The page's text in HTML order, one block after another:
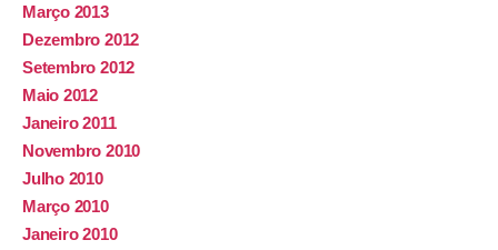
Março 2013
Dezembro 2012
Setembro 2012
Maio 2012
Janeiro 2011
Novembro 2010
Julho 2010
Março 2010
Janeiro 2010